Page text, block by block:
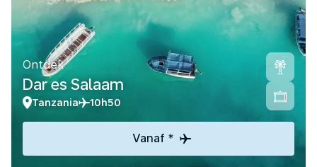
Ontdek
Dar es Salaam
Tanzania 10h50
Vanaf *